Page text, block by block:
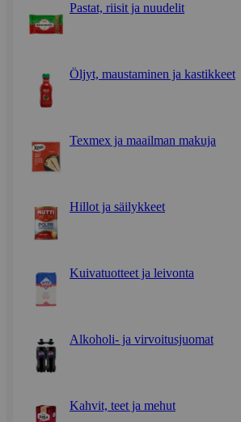
Pastat, riisit ja nuudelit
Öljyt, maustaminen ja kastikkeet
Texmex ja maailman makuja
Hillot ja säilykkeet
Kuivatuotteet ja leivonta
Alkoholi- ja virvoitusjuomat
Kahvit, teet ja mehut